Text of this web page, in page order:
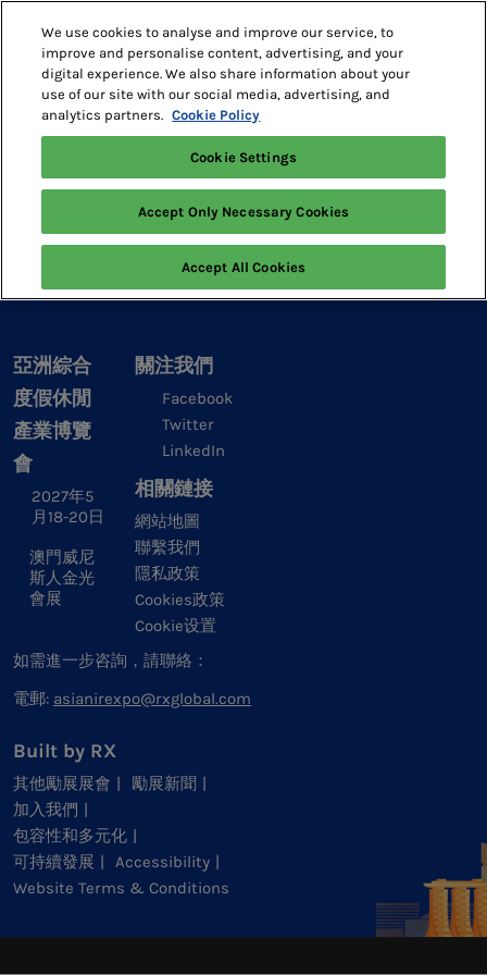
content
2027年5月18-20日
澳門威尼斯人
Asian IR Expo
亞洲綜合
度假休閒
產業博覽
會
2027年5
月18-20日
澳門威尼
斯人金光
會展
關注我們
Facebook
Twitter
LinkedIn
相關鏈接
網站地圖
聯繫我們
隱私政策
Cookies政策
Cookie设置
如需進一步咨詢，請聯絡：
電郵: asianirexpo@rxglobal.com
Built by RX
其他勵展展會
勵展新聞
加入我們
包容性和多元化
可持續發展
Accessibility
Website Terms & Conditions
We use cookies to analyse and improve our service, to
improve and personalise content, advertising, and your
digital experience. We also share information about your
use of our site with our social media, advertising, and
analytics partners. Cookie Policy
Cookie Settings
Accept Only Necessary Cookies
Accept All Cookies